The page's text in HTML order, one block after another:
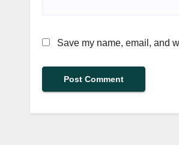
Save my name, email, and